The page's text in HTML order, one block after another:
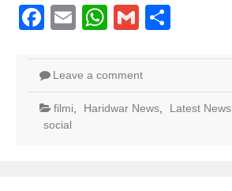
Facebook
EmailWhatsApp
Gmail
Leave a comment
filmi Haridwar News Latest News
social